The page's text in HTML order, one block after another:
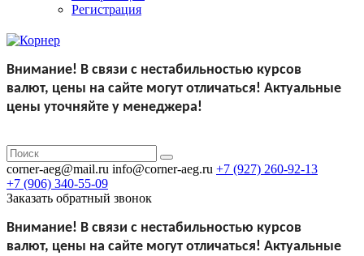
Регистрация
Внимание! В связи с нестабильностью курсов
валют, цены на сайте могут отличаться! Актуальные
цены уточняйте у менеджера!
corner-aeg@mail.ru info@corner-aeg.ru +7 (927) 260-92-13
+7 (906) 340-55-09
Заказать обратный звонок
Внимание! В связи с нестабильностью курсов
валют, цены на сайте могут отличаться! Актуальные